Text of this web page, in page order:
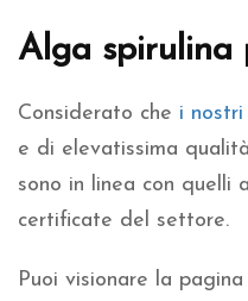
Alga spirulina
Considerato che i
e di elevatissima
sono in linea con quelli
certificate del settore.
Puoi visionare la